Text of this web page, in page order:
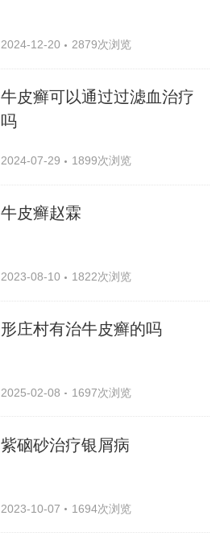
2024-12-20 2879次浏览
牛皮癣可以通过过滤血治疗
吗
2024-07-29 1899次浏览
牛皮癣赵霖
2023-08-10 1822次浏览
形庄村有治牛皮癣的吗
2025-02-08 1697次浏览
紫硇砂治疗银屑病
2023-10-07 1694次浏览